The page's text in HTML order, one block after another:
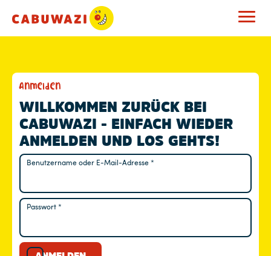
M
E
N
O
T
Anmelden
WILLKOMMEN ZURÜCK BEI
CABUWAZI - EINFACH WIEDER
ANMELDEN UND LOS GEHTS!
Benutzername oder E-Mail-Adresse*
Passwort*